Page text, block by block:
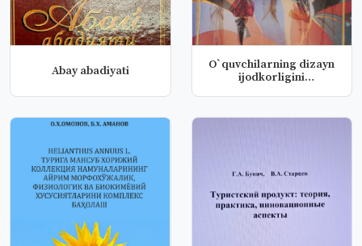
Abay abadiyati
O`quvchilarning dizayn
ijodkorligini